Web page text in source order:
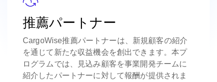
推薦パートナー
CargoWise推薦パートナーは、新規顧客の紹介
を通じて新たな収益機会を創出できます。本プ
ログラムでは、見込み顧客を事業開発チームに
紹介したパートナーに対して報酬が提供されま